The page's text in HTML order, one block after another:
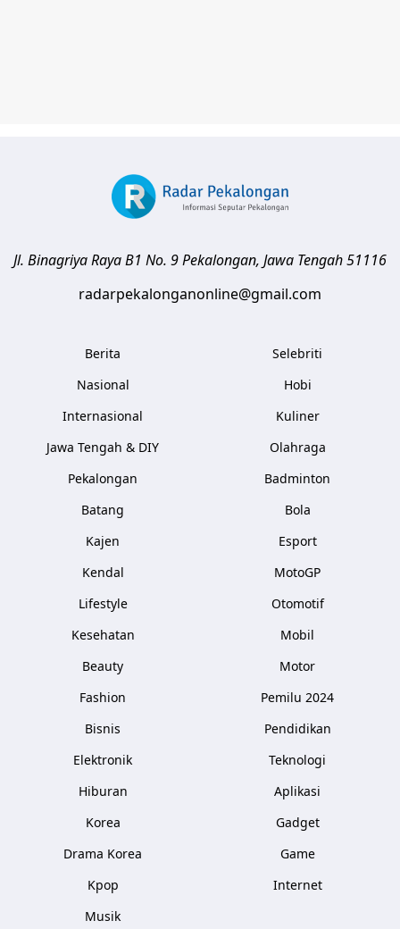
Jl. Binagriya Raya B1 No. 9Pekalongan, Jawa Tengah51116
radarpekalonganonline@gmail.com
Berita
Nasional
Internasional
Jawa Tengah & DIY
Pekalongan
Batang
Kajen
Kendal
Lifestyle
Kesehatan
Beauty
Fashion
Bisnis
Elektronik
Hiburan
Korea
Drama Korea
Kpop
Musik
Selebriti
Hobi
Kuliner
Olahraga
Badminton
Bola
Esport
MotoGP
Otomotif
Mobil
Motor
Pemilu 2024
Pendidikan
Teknologi
Aplikasi
Gadget
Game
Internet